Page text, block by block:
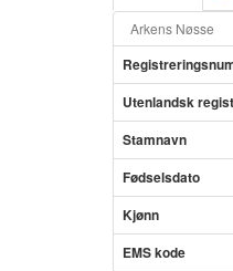
Arkens Nøsse
Utenlandsk
Stamnavn
Fødselsdato
Kjønn
EMS kode